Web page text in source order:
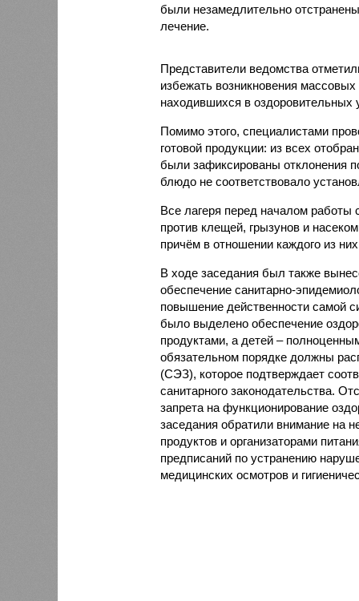
были незамедлительно
лечение.
Представители ведомства
избежать возникновения
находившихся в оздоровительных
Помимо этого, специалистами
готовой продукции: из всех
были зафиксированы отклонения
блюдо не соответствовало
Все лагеря перед началом работы
против клещей, грызунов и
причём в отношении каждого из
В ходе заседания был также
обеспечение санитарно-
повышение действенности самой
было выделено обеспечение
продуктами, а детей –
обязательном порядке должны
(СЭЗ), которое подтверждает
санитарного законодательства.
запрета на функционирование
заседания обратили внимание на
продуктов и организаторами
предписаний по устранению
медицинских осмотров и